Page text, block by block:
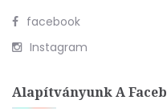
facebook
Instagram
Alapítványunk A